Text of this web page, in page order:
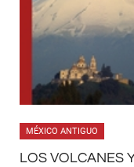
MÉXICO ANTIGUO
LOS VOLCANES